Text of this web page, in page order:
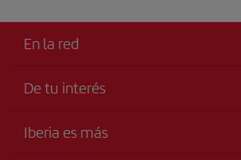
En la red
De tu interés
Accesibilidad
Iberia es más